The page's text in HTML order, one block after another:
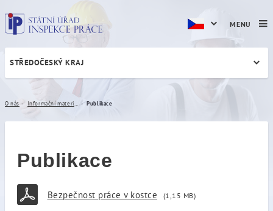
Publikace
STŘEDOČESKÝ KRAJ
O nás Publikace
Publikace
Bezpečnost práce v kostce (1,15 MB)
MENU